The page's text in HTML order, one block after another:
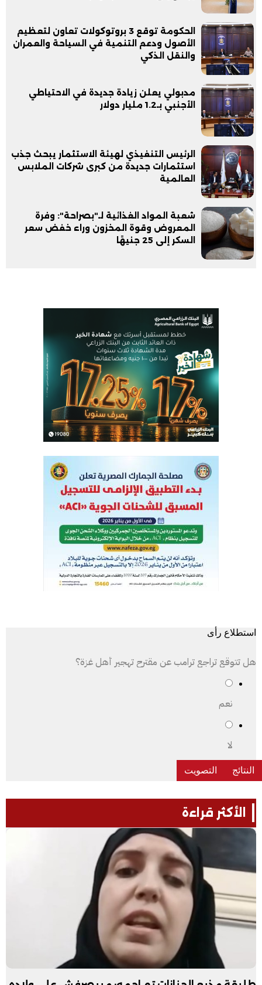
الحكومة توقع 3 بروتوكولات تعاون لتعظيم
الأصول ودعم التنمية في السياحة والعمران
والنقل الذكي
مدبولي يعلن زيادة جديدة في الاحتياطي
الأجنبي بـ1.2 مليار دولار
الرئيس التنفيذي لهيئة الاستثمار يبحث جذب
استثمارات جديدة من كبرى شركات الملابس
العالمية
شعبة المواد الغذائية لـ"بصراحة": وفرة
المعروض وقوة المخزون وراء خفض سعر
السكر إلى 25 جنيهًا
استطلاع رأى
هل تتوقع تراجع ترامب عن مقترح تهجير أهل غزة؟
نعم
لا
الأكثر قراءة